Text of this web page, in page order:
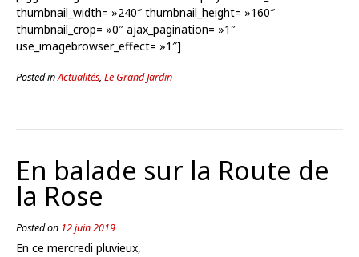
thumbnail_width= »240″ thumbnail_height= »160″
thumbnail_crop= »0″ ajax_pagination= »1″
use_imagebrowser_effect= »1″]
Posted inActualités, Le Grand Jardin
En balade sur la Route de
la Rose
Posted on 12 juin 2019
En ce mercredi pluvieux,